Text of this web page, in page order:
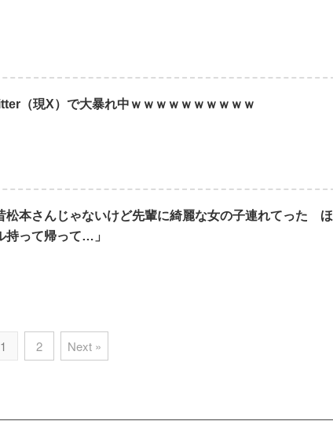
（現X）で大暴れ中ｗｗｗｗｗｗｗｗｗｗ
松本さんじゃないけど先輩に綺麗な女の子連れてった ほ
持って帰って…」
1 2 Next »